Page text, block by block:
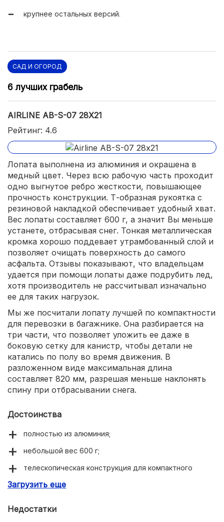
крупнее остальных версий.
САД И ОГОРОД
6 лучших грабель
AIRLINE AB-S-07 28Х21
Рейтинг: 4.6
Лопата выполнена из алюминия и окрашена в
медный цвет. Через всю рабочую часть проходит
одно выгнутое ребро жесткости, повышающее
прочность конструкции. Т-образная рукоятка с
резиновой накладкой обеспечивает удобный хват.
Вес лопаты составляет 600 г, а значит Вы меньше
устанете, отбрасывая снег. Тонкая металлическая
кромка хорошо поддевает утрамбованный слой и
позволяет очищать поверхность до самого
асфальта. Отзывы показывают, что владельцам
удается при помощи лопаты даже подрубить лед,
хотя производитель не рассчитывал изначально
ее для таких нагрузок.
Мы же посчитали лопату лучшей по компактности
для перевозки в багажнике. Она разбирается на
три части, что позволяет уложить ее даже в
боковую сетку для канистр, чтобы детали не
катались по полу во время движения. В
разложенном виде максимальная длина
составляет 820 мм, разрешая меньше наклонять
спину при отбрасывании снега.
Достоинства
полностью из алюминия;
небольшой вес 600 г;
телескопическая конструкция для компактного
Загрузить еще
Недостатки